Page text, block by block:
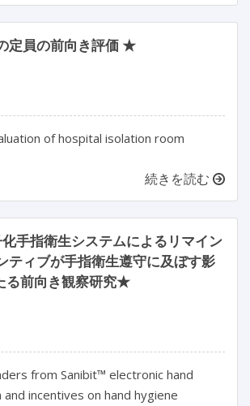
定員の前向き評価 ★
of hospital isolation room
続きを読む
手指衛生システムによるリマイン
ティブが手指衛生遵守に及ぼす影
る前向き観察研究★
from Sanibit™ electronic hand
incentives on hand hygiene